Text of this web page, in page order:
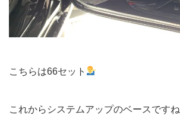
こちらは66セット
これからシステムアップのベースですね